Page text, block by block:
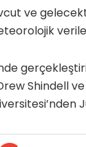
ve
Shindell